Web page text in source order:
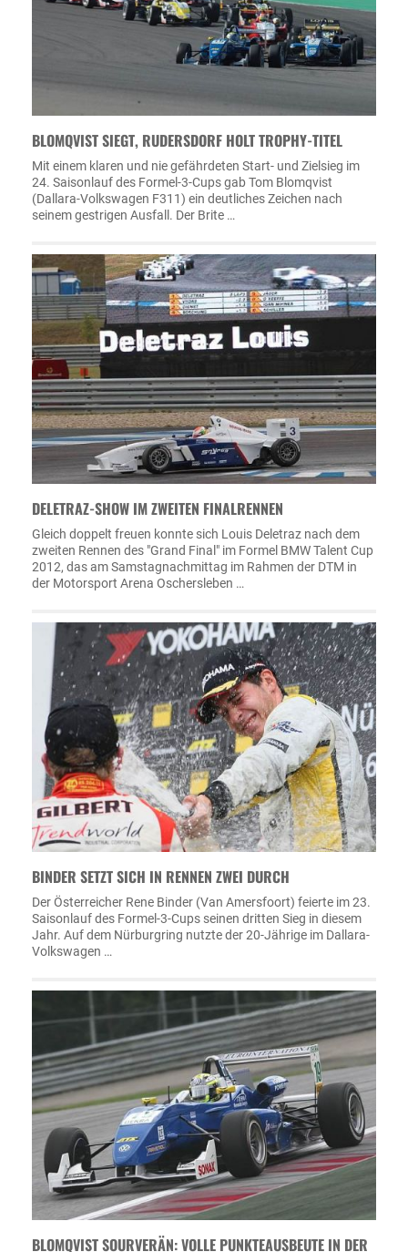
BLOMQVIST SIEGT, RUDERSDORF HOLT TROPHY-TITEL
Mit einem klaren und nie gefährdeten Start- und Zielsieg im
24. Saisonlauf des Formel-3-Cups gab Tom Blomqvist
(Dallara-Volkswagen F311) ein deutliches Zeichen nach
seinem gestrigen Ausfall. Der Brite …
DELETRAZ-SHOW IM ZWEITEN FINALRENNEN
Gleich doppelt freuen konnte sich Louis Deletraz nach dem
zweiten Rennen des "Grand Final" im Formel BMW Talent Cup
2012, das am Samstagnachmittag im Rahmen der DTM in
der Motorsport Arena Oschersleben …
BINDER SETZT SICH IN RENNEN ZWEI DURCH
Der Österreicher Rene Binder (Van Amersfoort) feierte im 23.
Saisonlauf des Formel-3-Cups seinen dritten Sieg in diesem
Jahr. Auf dem Nürburgring nutzte der 20-Jährige im Dallara-
Volkswagen …
BLOMQVIST SOURVERÄN: VOLLE PUNKTEAUSBEUTE IN DER